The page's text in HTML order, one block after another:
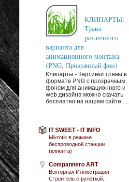
КЛИПАРТЫ:
Трава
различного
варианта для
анимационного монтажа
(PNG, Прозрачный фон)
Клипарты - Картинки травы в
формате PNG с прозрачным
фоном для анимационного и
web дизайна можно скачать
бесплатно на нашем сайте. ...
IT SWEET - IT INFO
Mikrotik в режиме
беспроводной станции
(клиента)
Compannero ART
Векторная Иллюстрация -
Строитель с рулеткой.